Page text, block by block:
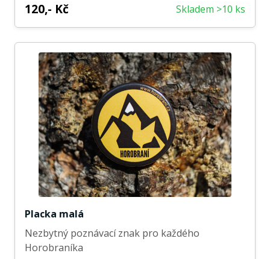
120,- Kč Skladem >10 ks
Placka malá
Nezbytný poznávací znak pro každého
Horobraníka